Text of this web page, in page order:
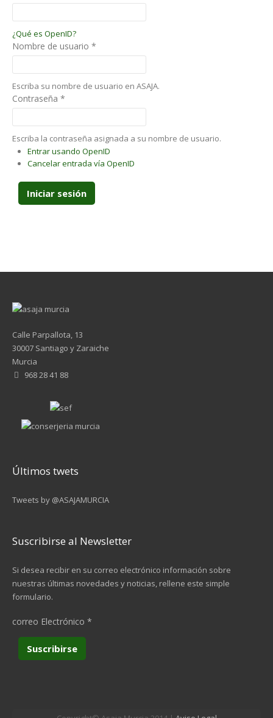
¿Qué es OpenID?
Nombre de usuario *
Escriba su nombre de usuario en ASAJA.
Contraseña *
Escriba la contraseña asignada a su nombre de usuario.
Entrar usando OpenID
Cancelar entrada vía OpenID
Calle Parpallota, 13
30007 Santiago y Zaraiche
Murcia
968 28 41 88
Últimos twets
Tweets by @ASAJAMURCIA
Suscribirse al Newsletter
Si desea recibir en su correo electrónico información sobre
nuestras últimas novedades y noticias, rellene este simple
formulario.
correo Electrónico *